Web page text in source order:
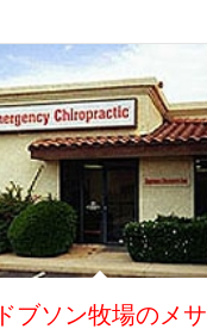
ドブソン牧場のメサ